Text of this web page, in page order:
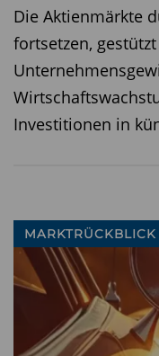
Die Aktienmärkte
fortsetzen,
Investitionen in
MARKTRÜCKBLICK